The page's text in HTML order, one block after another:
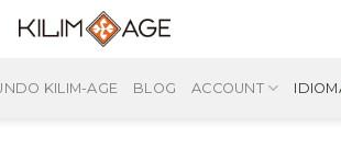
KILIM-AGE BLOG ACCOUNT